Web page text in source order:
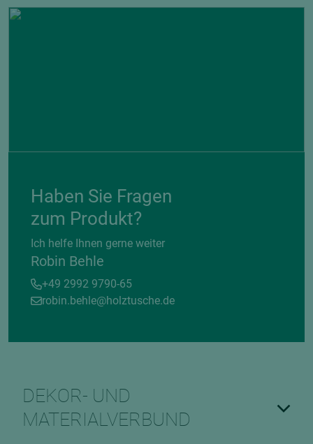
Haben Sie Fragen
zum Produkt?
Ich helfe Ihnen gerne weiter
Robin Behle
+49 2992 9790-65
robin.behle@holztusche.de
DEKOR- UND
MATERIALVERBUND